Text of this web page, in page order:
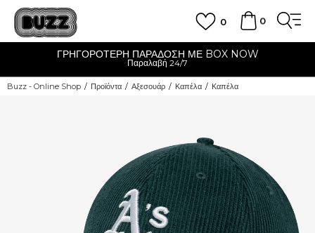
0
0
ΓΡΗΓΟΡΟΤΕΡΗ ΠΑΡΑΔΟΣΗ ΜΕ BOX NOW
Παραλαβή 24/7
Buzz - Online Shop Προϊόντα Αξεσουάρ Καπέλα Καπέλα